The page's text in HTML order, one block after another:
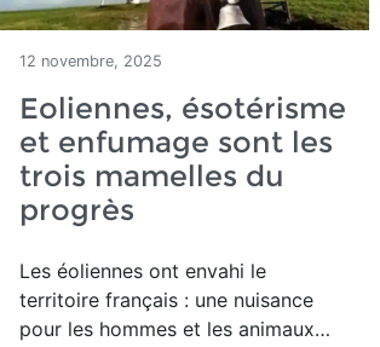
12 novembre, 2025
Eoliennes, ésotérisme
et enfumage sont les
trois mamelles du
progrès
Les éoliennes ont envahi le
territoire français : une nuisance
pour les hommes et les animaux…